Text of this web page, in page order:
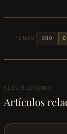
TEMAS CRO
SEGUIR LEYENDO
Artículos